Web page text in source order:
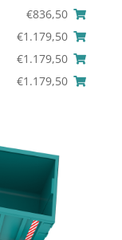
€836,50
€1.179,50
€1.179,50
€1.179,50